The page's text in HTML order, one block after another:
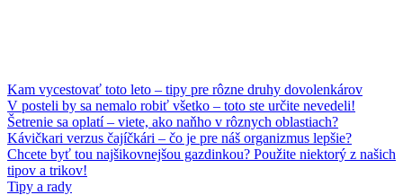
Kam vycestovať toto leto – tipy pre rôzne druhy dovolenkárov
V posteli by sa nemalo robiť všetko – toto ste určite nevedeli!
Šetrenie sa oplatí – viete, ako naňho v rôznych oblastiach?
Kávičkari verzus čajíčkári – čo je pre náš organizmus lepšie?
Chcete byť tou najšikovnejšou gazdinkou? Použite niektorý z našich
tipov a trikov!
Tipy a rady